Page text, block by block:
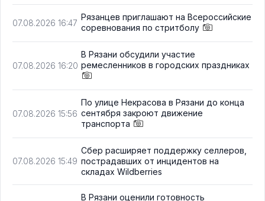
07.08.2026 16:47
Рязанцев приглашают на Всероссийские
соревнования по стритболу
07.08.2026 16:20
В Рязани обсудили участие
ремесленников в городских праздниках
07.08.2026 15:56
По улице Некрасова в Рязани до конца
сентября закроют движение
транспорта
07.08.2026 15:49
Сбер расширяет поддержку селлеров,
пострадавших от инцидентов на
складах Wildberries
В Рязани оценили готовность